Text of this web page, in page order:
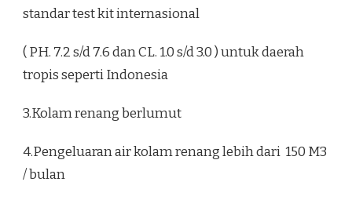
standar test kit internasional
( PH. 7.2 s/d 7.6 dan CL. 1.0 s/d 3.0 ) untuk daerah
tropis seperti Indonesia
3.Kolam renang berlumut
4.Pengeluaran air kolam renang lebih dari 150 M3
/ bulan